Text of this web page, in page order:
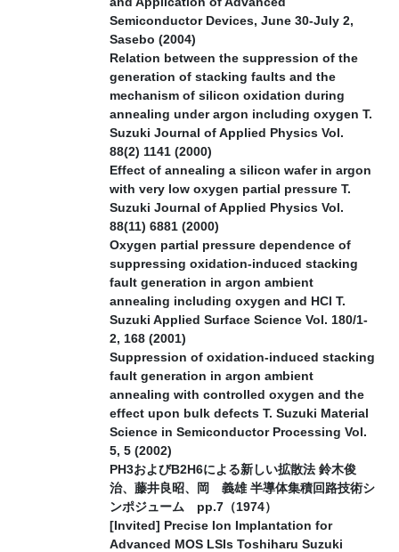
Semiconductor Devices, June 30-July 2,
Sasebo (2004)
Relation between the suppression of the
generation of stacking faults and the
mechanism of silicon oxidation during
annealing under argon including oxygen T.
Suzuki Journal of Applied Physics Vol.
88(2) 1141 (2000)
Effect of annealing a silicon wafer in argon
with very low oxygen partial pressure T.
Suzuki Journal of Applied Physics Vol.
88(11) 6881 (2000)
Oxygen partial pressure dependence of
suppressing oxidation-induced stacking
fault generation in argon ambient
annealing including oxygen and HCl T.
Suzuki Applied Surface Science Vol. 180/1-
2, 168 (2001)
Suppression of oxidation-induced stacking
fault generation in argon ambient
annealing with controlled oxygen and the
effect upon bulk defects T. Suzuki Material
Science in Semiconductor Processing Vol.
5, 5 (2002)
PH3およびB2H6による新しい拡散法 鈴木俊
治、藤井良昭、岡 義雄 半導体集積回路技術シ
ンポジューム pp.7（1974）
[Invited] Precise Ion Implantation for
Advanced MOS LSIs Toshiharu Suzuki